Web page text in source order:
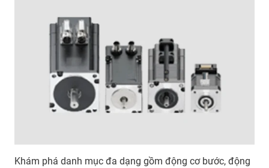
Khám phá danh mục đa dạng gồm động cơ bước, động